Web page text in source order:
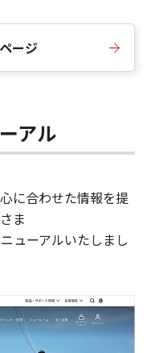
ージ
アル
に合わせた情報を提
ま
ューアルいたしまし